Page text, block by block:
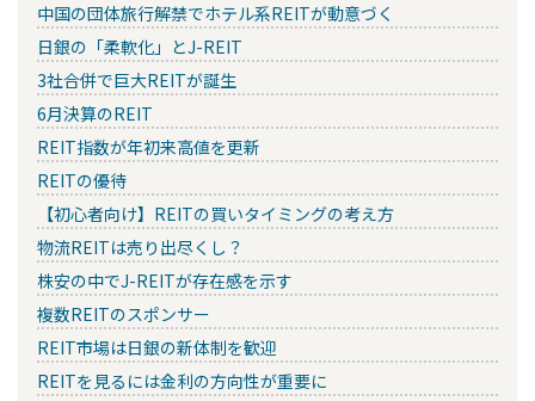
中国の団体旅行解禁でホテル系REITが動意づく
日銀の「柔軟化」とJ-REIT
3社合併で巨大REITが誕生
6月決算のREIT
REIT指数が年初来高値を更新
REITの優待
【初心者向け】REITの買いタイミングの考え方
物流REITは売り出尽くし？
株安の中でJ-REITが存在感を示す
複数REITのスポンサー
REIT市場は日銀の新体制を歓迎
REITを見るには金利の方向性が重要に